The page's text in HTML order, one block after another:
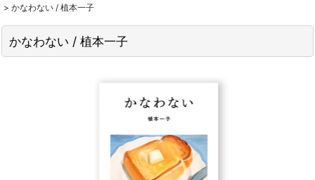
> かなわない / 植本一子
かなわない / 植本一子